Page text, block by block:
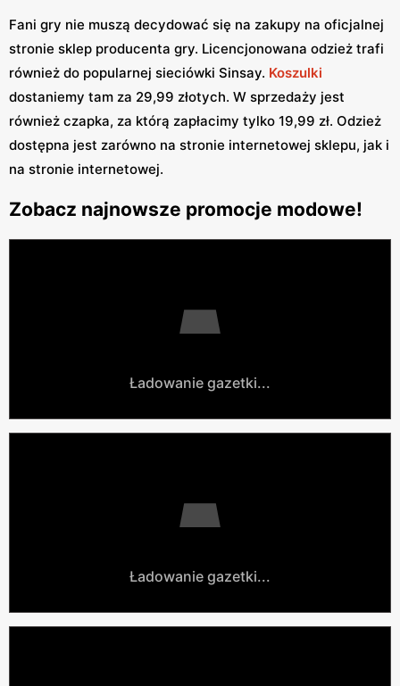
Fani gry nie muszą decydować się na zakupy na oficjalnej
stronie sklep producenta gry. Licencjonowana odzież trafi
również do popularnej sieciówki Sinsay. Koszulki
dostaniemy tam za 29,99 złotych. W sprzedaży jest
również czapka, za którą zapłacimy tylko 19,99 zł. Odzież
dostępna jest zarówno na stronie internetowej sklepu, jak i
na stronie internetowej.
Zobacz najnowsze promocje modowe!
Ładowanie gazetki...
Ładowanie gazetki...